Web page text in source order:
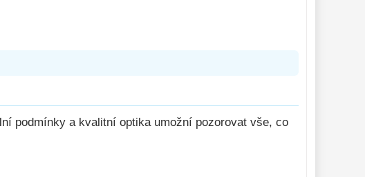
podmínky a kvalitní optika umožní pozorovat vše, co